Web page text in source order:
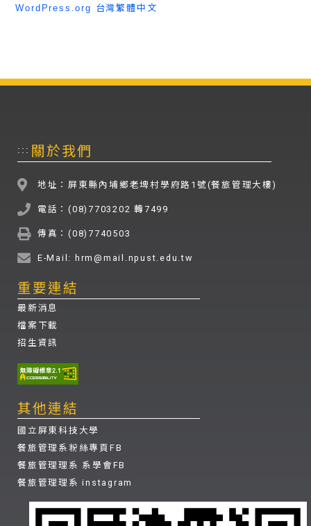
WordPress.org 台灣繁體中文
::: 關於我們
地址：屏東縣內埔鄉老埤村學府路1號(餐旅管理大樓)
電話：(08)7703202 轉7499
傳真：(08)7740503
E-Mail: hrm@mail.npust.edu.tw
重要連結
最新消息
檔案下載
招生資訊
其他連結
國立屏東科技大學
餐旅管理系粉絲專頁FB
餐旅管理理系 系學會FB
餐旅管理理系 instagram